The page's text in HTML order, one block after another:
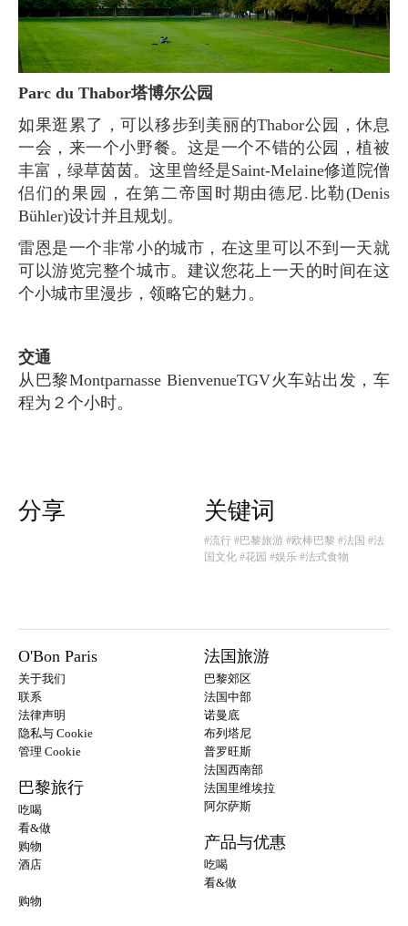
Parc du Thabor塔博尔公园
如果逛累了，可以移步到美丽的Thabor公园，休息
一会，来一个小野餐。这是一个不错的公园，植被
丰富，绿草茵茵。这里曾经是Saint-Melaine修道院僧
侣们的果园，在第二帝国时期由德尼.比勒(Denis
Bühler)设计并且规划。
雷恩是一个非常小的城市，在这里可以不到一天就
可以游览完整个城市。建议您花上一天的时间在这
个小城市里漫步，领略它的魅力。
交通
从巴黎Montparnasse BienvenueTGV火车站出发，车
程为２个小时。
分享 关键词
#流行 #巴黎旅游 #欧棒巴黎 #法国 #法
国文化 #花园 #娱乐 #法式食物
O'Bon Paris
关于我们
联系
法律声明
隐私与 Cookie
管理 Cookie
巴黎旅行
吃喝
看&做
购物
酒店
法国旅游
巴黎郊区
法国中部
诺曼底
布列塔尼
普罗旺斯
法国西南部
法国里维埃拉
阿尔萨斯
产品与优惠
吃喝
看&做
购物